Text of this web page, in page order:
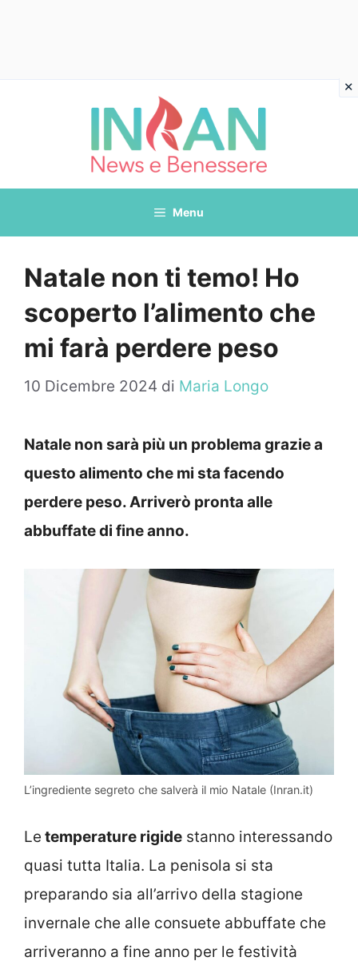
Menu
Natale non ti temo! Ho
scoperto l’alimento che
mi farà perdere peso
10 Dicembre 2024 di Maria Longo
Natale non sarà più un problema grazie a
questo alimento che mi sta facendo
perdere peso. Arriverò pronta alle
abbuffate di fine anno.
L’ingrediente segreto che salverà il mio Natale (Inran.it)
Le temperature rigide stanno interessando
quasi tutta Italia. La penisola si sta
preparando sia all’arrivo della stagione
invernale che alle consuete abbuffate che
arriveranno a fine anno per le festività